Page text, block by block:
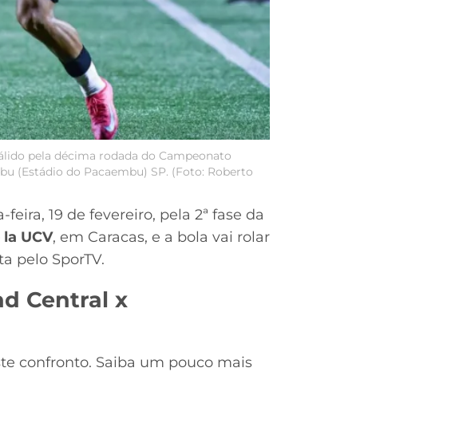
pela décima rodada do Campeonato
(Estádio do Pacaembu) SP. (Foto: Roberto
19 de fevereiro, pela 2ª fase da
UCV, em Caracas, e a bola vai rolar
pelo SporTV.
Central x
confronto. Saiba um pouco mais